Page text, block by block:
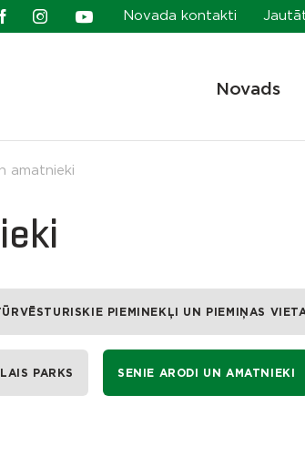
Novada kontakti
Novads
amatnieki
PIEMINEKĻI UN PIEMIŅAS
PARKS SENIE ARODI UN AMATNIEKI